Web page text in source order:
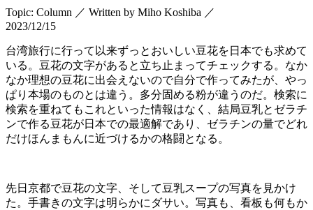
Topic: Column ／ Written by Miho Koshiba ／
2023/12/15
台湾旅行に行って以来ずっとおいしい豆花を日本でも求めて
いる。豆花の文字があると立ち止まってチェックする。なか
なか理想の豆花に出会えないので自分で作ってみたが、やっ
ぱり本場のものとは違う。多分固める粉が違うのだ。検索に
検索を重ねてもこれといった情報はなく、結局豆乳とゼラチ
ンで作る豆花が日本での最適解であり、ゼラチンの量でどれ
だけほんまもんに近づけるかの格闘となる。
先日京都で豆花の文字、そして豆乳スープの写真を見かけ
た。手書きの文字は明らかにダサい。写真も、看板も何もか